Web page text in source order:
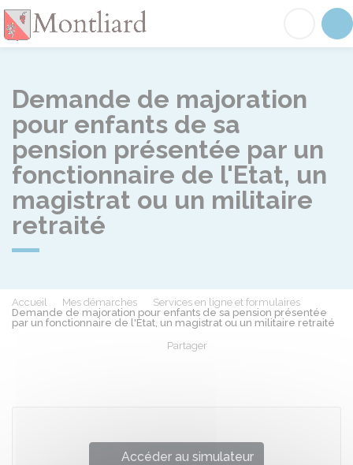
Demande de majoration
pour enfants de sa
pension présentée par un
fonctionnaire de l'Etat, un
magistrat ou un militaire
retraité
Accueil Mes démarches
Services en ligne et formulaires
Demande de majoration pour enfants de sa pension présentée
par un fonctionnaire de l'Etat, un magistrat ou un militaire retraité
Partager
Accéder au simulateur